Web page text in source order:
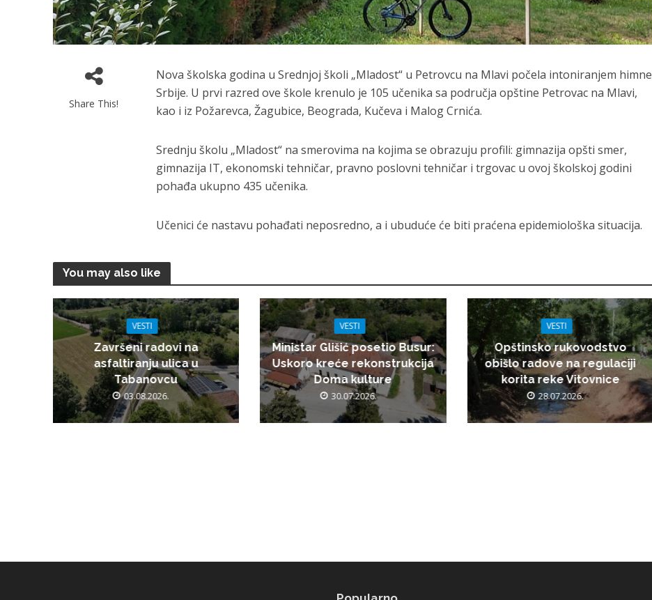
Share This!
Nova školska godina u Srednjoj školi „Mladost“ u Petrovcu na Mlavi počela intoniranjem himne
Srbije. U prvi razred ove škole krenulo je 105 učenika sa područja opštine Petrovac na Mlavi,
kao i iz Požarevca, Žagubice, Beograda, Kučeva i Malog Crnića.
Srednju školu „Mladost“ na smerovima na kojima se obrazuju profili: gimnazija opšti smer,
gimnazija IT, ekonomski tehničar, pravno poslovni tehničar i trgovac u ovoj školskoj godini
pohađa ukupno 435 učenika.
Učenici će nastavu pohađati neposredno, a i ubuduće će biti praćena epidemiološka situacija.
You may also like
VESTI
Završeni radovi na
asfaltiranju ulica u
Tabanovcu
03.08.2026.
VESTI
Ministar Glišić posetio Busur:
Uskoro kreće rekonstrukcija
Doma kulture
30.07.2026.
VESTI
Opštinsko rukovodstvo
obišlo radove na regulaciji
korita reke Vitovnice
28.07.2026.